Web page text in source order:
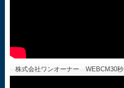
株式会社ワンオーナー WEBCM30秒